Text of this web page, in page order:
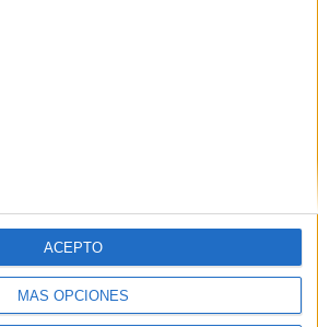
MÁS OPCIONES
ACEPTO